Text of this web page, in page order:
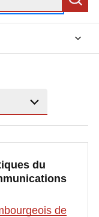
du
de